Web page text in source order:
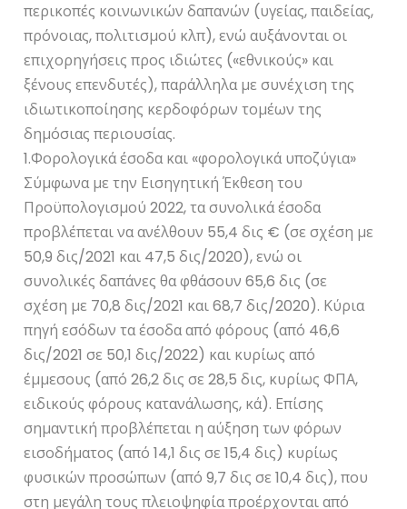
περικοπές κοινωνικών δαπανών (υγείας, παιδείας,
πρόνοιας, πολιτισμού κλπ), ενώ αυξάνονται οι
επιχορηγήσεις προς ιδιώτες («εθνικούς» και
ξένους επενδυτές), παράλληλα με συνέχιση της
ιδιωτικοποίησης κερδοφόρων τομέων της
δημόσιας περιουσίας.
1.Φορολογικά έσοδα και «φορολογικά υποζύγια»
Σύμφωνα με την Εισηγητική Έκθεση του
Προϋπολογισμού 2022, τα συνολικά έσοδα
προβλέπεται να ανέλθουν 55,4 δις € (σε σχέση με
50,9 δις/2021 και 47,5 δις/2020), ενώ οι
συνολικές δαπάνες θα φθάσουν 65,6 δις (σε
σχέση με 70,8 δις/2021 και 68,7 δις/2020). Κύρια
πηγή εσόδων τα έσοδα από φόρους (από 46,6
δις/2021 σε 50,1 δις/2022) και κυρίως από
έμμεσους (από 26,2 δις σε 28,5 δις, κυρίως ΦΠΑ,
ειδικούς φόρους κατανάλωσης, κά). Επίσης
σημαντική προβλέπεται η αύξηση των φόρων
εισοδήματος (από 14,1 δις σε 15,4 δις) κυρίως
φυσικών προσώπων (από 9,7 δις σε 10,4 δις), που
στη μεγάλη τους πλειοψηφία προέρχονται από